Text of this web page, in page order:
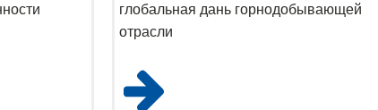
глобальная дань горнодобывающей
отрасли